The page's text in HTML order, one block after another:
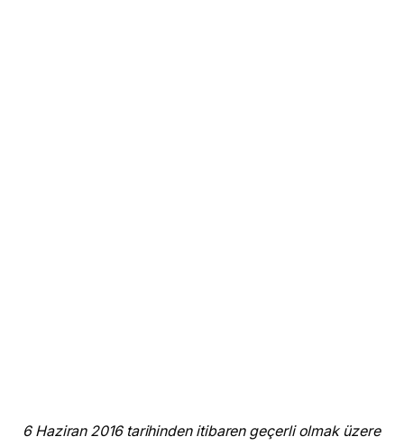
6 Haziran 2016 tarihinden itibaren geçerli olmak üzere